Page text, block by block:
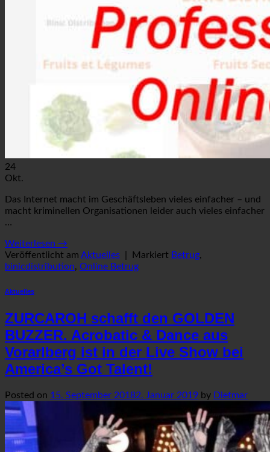
24
Okt.
Das Internet macht im Geschäftsleben vieles einfacher – und
macht kriminellen Organisationen leider auch vieles einfacher
…
Weiterlesen →
Veröffentlicht am Aktuelles Markiert Betrug,
binicdistribution, Online Betrug
Aktuelles
ZURCAROH schafft den GOLDEN
BUZZER. Acrobatic & Dance aus
Vorarlberg ist in der Live Show bei
America’s Got Talent!
Posted on 15. September 20182. Januar 2019 by Dietmar